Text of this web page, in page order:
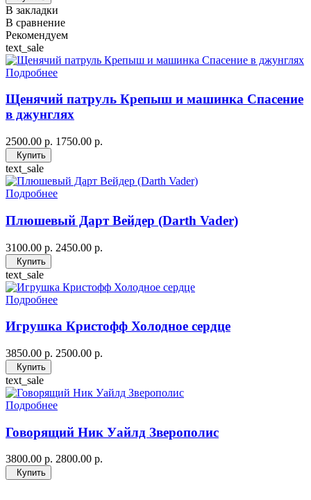
В закладки
В сравнение
Рекомендуем
text_sale
Подробнее
Щенячий патруль Крепыш и машинка Спасение
в джунглях
2500.00 р. 1750.00 р.
Купить
text_sale
Подробнее
Плюшевый Дарт Вейдер (Darth Vader)
3100.00 р. 2450.00 р.
Купить
text_sale
Подробнее
Игрушка Кристофф Холодное сердце
3850.00 р. 2500.00 р.
Купить
text_sale
Подробнее
Говорящий Ник Уайлд Зверополис
3800.00 р. 2800.00 р.
Купить